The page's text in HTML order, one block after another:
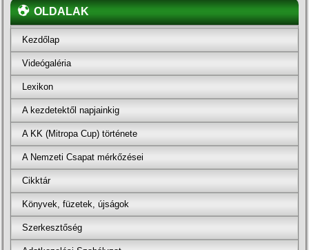
OLDALAK
Kezdőlap
Videógaléria
Lexikon
A kezdetektől napjainkig
A KK (Mitropa Cup) története
A Nemzeti Csapat mérkőzései
Cikktár
Könyvek, füzetek, újságok
Szerkesztőség